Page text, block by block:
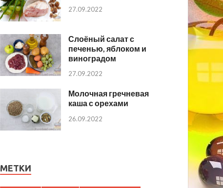
27.09.2022
Слоёный салат с
печенью, яблоком и
виноградом
27.09.2022
Молочная гречневая
каша с орехами
26.09.2022
МЕТКИ